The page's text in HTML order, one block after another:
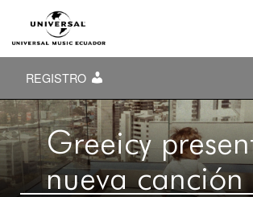
REGISTRO
Greeicy
nueva canción